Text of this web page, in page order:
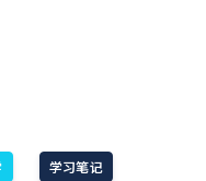
学习笔记